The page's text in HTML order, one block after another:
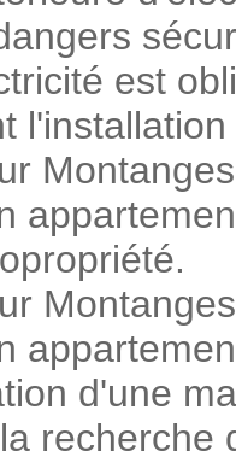
est
d'une
recherche